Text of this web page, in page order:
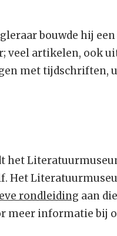
bouwde hij
veel artikelen, ook
met tijdschriften,
het
Het
rondleiding aan
meer informatie bij